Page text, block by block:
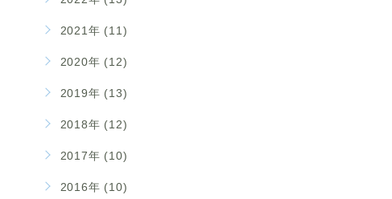
2021年 (11)
2020年 (12)
2019年 (13)
2018年 (12)
2017年 (10)
2016年 (10)